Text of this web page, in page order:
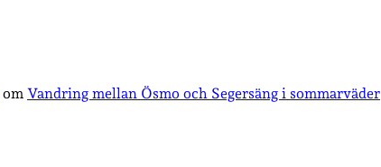
om Vandring mellan Ösmo och Segersäng i sommarväder